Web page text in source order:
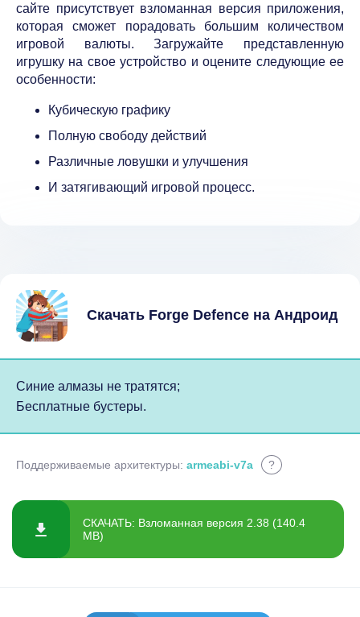
сайте присутствует взломанная версия приложения,
которая сможет порадовать большим количеством
игровой валюты. Загружайте представленную
игрушку на свое устройство и оцените следующие ее
особенности:
Кубическую графику
Полную свободу действий
Различные ловушки и улучшения
И затягивающий игровой процесс.
Скачать Forge Defence на Андроид
Синие алмазы не тратятся;
Бесплатные бустеры.
Поддерживаемые архитектуры: armeabi-v7a ?
СКАЧАТЬ: Взломанная версия 2.38 (140.4
MB)